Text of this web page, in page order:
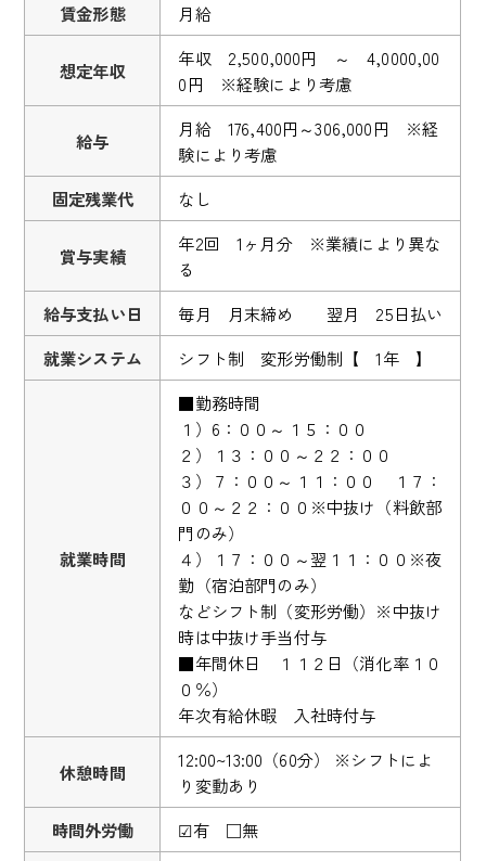
賃金形態
月給
想定年収
年収 2,500,000円 ～ 4,0000,00
0円 ※経験により考慮
給与
月給 176,400円～306,000円 ※経
験により考慮
固定残業代
なし
賞与実績
年2回 1ヶ月分 ※業績により異な
る
給与支払い日
毎月 月末締め 翌月 25日払い
就業システム
シフト制 変形労働制【 1年 】
就業時間
■勤務時間
１）6：００～１５：００
２）１３：００～２２：００
３）７：００～１１：００ １７：
００～２２：００※中抜け（料飲部
門のみ）
４）１７：００～翌１１：００※夜
勤（宿泊部門のみ）
などシフト制（変形労働）※中抜け
時は中抜け手当付与
■年間休日 １１２日（消化率１０
０％）
年次有給休暇 入社時付与
休憩時間
12:00~13:00（60分） ※シフトによ
り変動あり
時間外労働
☑有 □無